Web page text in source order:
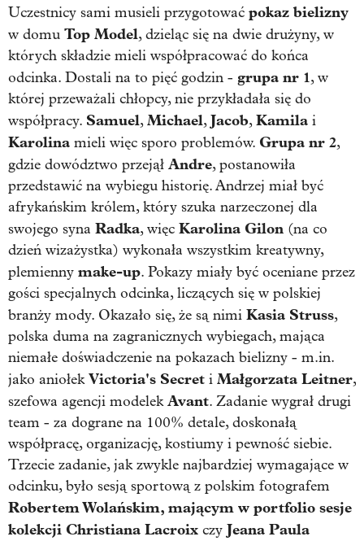
Uczestnicy sami musieli przygotować pokaz bielizny
w domu Top Model, dzieląc się na dwie drużyny, w
których składzie mieli współpracować do końca
odcinka. Dostali na to pięć godzin - grupa nr 1, w
której przeważali chłopcy, nie przykładała się do
współpracy. Samuel,Michael,Jacob,Kamila i
Karolina mieli więc sporo problemów. Grupa nr 2,
gdzie dowództwo przejął Andre, postanowiła
przedstawić na wybiegu historię. Andrzej miał być
afrykańskim królem, który szuka narzeczonej dla
swojego syna Radka, więc Karolina Gilon (na co
dzień wizażystka) wykonała wszystkim kreatywny,
plemienny make-up. Pokazy miały być oceniane przez
gości specjalnych odcinka, liczących się w polskiej
branży mody. Okazało się, że są nimi Kasia Struss,
polska duma na zagranicznych wybiegach, mająca
niemałe doświadczenie na pokazach bielizny - m.in.
jako aniołekVictoria's Secret i Małgorzata Leitner,
szefowa agencji modelekAvant. Zadanie wygrał drugi
team - za dograne na 100% detale, doskonałą
współpracę, organizację, kostiumy i pewność siebie.
Trzecie zadanie, jak zwykle najbardziej wymagające w
odcinku, było sesją sportową z polskim fotografem
Robertem Wolańskim, mającym w portfolio sesje
kolekcji Christiana Lacroix czy Jeana Paula